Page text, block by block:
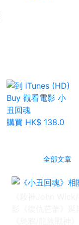
購買 HK$ 138.0
全部文章